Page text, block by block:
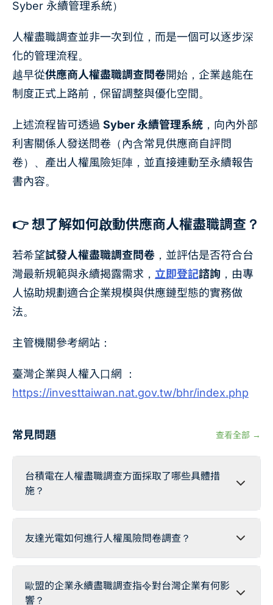
Syber 永續管理系統）
人權盡職調查並非一次到位，而是一個可以逐步深
化的管理流程。
越早從供應商人權盡職調查問卷開始，企業越能在
制度正式上路前，保留調整與優化空間。
上述流程皆可透過 Syber 永續管理系統 ，向內外部
利害關係人發送問卷（內含常見供應商自評問
卷）、產出人權風險矩陣，並直接連動至永續報告
書內容。
👉 想了解如何啟動供應商人權盡職調查？
若希望試發人權盡職調查問卷 ，並評估是否符合台
灣最新規範與永續揭露需求， 立即登記諮詢 ，由專
人協助規劃適合企業規模與供應鏈型態的實務做
法。
主管機關參考網站：
臺灣企業與人權入口網 ：
https://investtaiwan.nat.gov.tw/bhr/index.php
常見問題 查看全部 →
台積電在人權盡職調查方面採取了哪些具體措
施？
友達光電如何進行人權風險問卷調查？
歐盟的企業永續盡職調查指令對台灣企業有何影
響？